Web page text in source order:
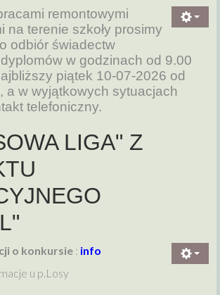
remontowymi
na terenie szkoły prosimy
odbiór świadectw
w godzinach od 9.00
piątek 10-07-2026 od
a w wyjątkowych sytuacjach
telefoniczny.
LIGA" Z
o konkursie : info
u p.Losy